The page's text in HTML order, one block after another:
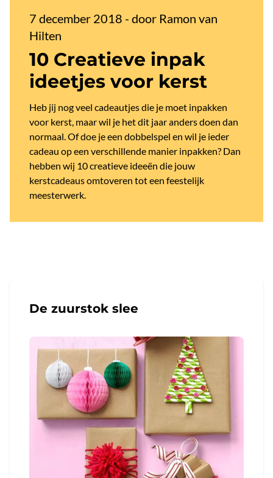
7 december 2018 - door Ramon van
Hilten
10 Creatieve inpak
ideetjes voor kerst
Heb jij nog veel cadeautjes die je moet inpakken
voor kerst, maar wil je het dit jaar anders doen dan
normaal. Of doe je een dobbelspel en wil je ieder
cadeau op een verschillende manier inpakken? Dan
hebben wij 10 creatieve ideeën die jouw
kerstcadeaus omtoveren tot een feestelijk
meesterwerk.
De zuurstok slee